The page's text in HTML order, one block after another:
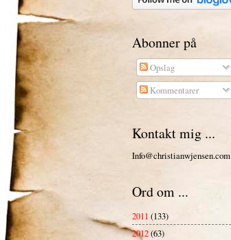
Abonner på
Opslag
Kommentarer
Kontakt mig ...
Info@christianwjensen.com
Ord om ...
2011 (133)
2012(63)